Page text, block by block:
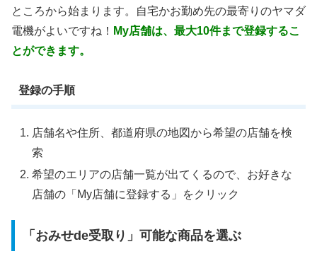
ところから始まります。自宅かお勤め先の最寄りのヤマダ
電機がよいですね！ My店舗は、最大10件まで登録するこ
とができます。
登録の手順
店舗名や住所、都道府県の地図から希望の店舗を検
索
希望のエリアの店舗一覧が出てくるので、お好きな
店舗の「My店舗に登録する」をクリック
「おみせde受取り」可能な商品を選ぶ